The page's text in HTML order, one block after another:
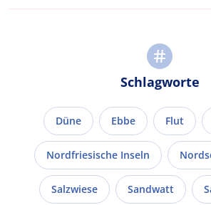
Schlagworte
Düne Ebbe Flut
Nordfriesische Inseln
Salzwiese Sandwatt